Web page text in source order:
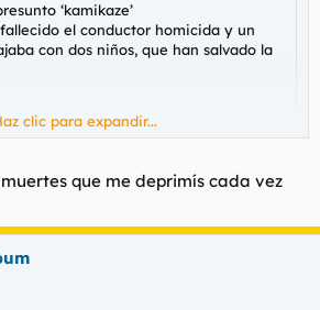
‘kamikaze’
el conductor homicida y un
con dos niños, que han salvado la
contrario por la carretera de
de Madrid, según han informado
112. En el siniestro han fallecido
conductor homicida y un matrimonio
dos hijos de corta edad, que sufrieron
sus vidas al ser rescatados por un
clic para expandir...
el numero de tontos crece.
clic para expandir...
que me deprimís cada vez